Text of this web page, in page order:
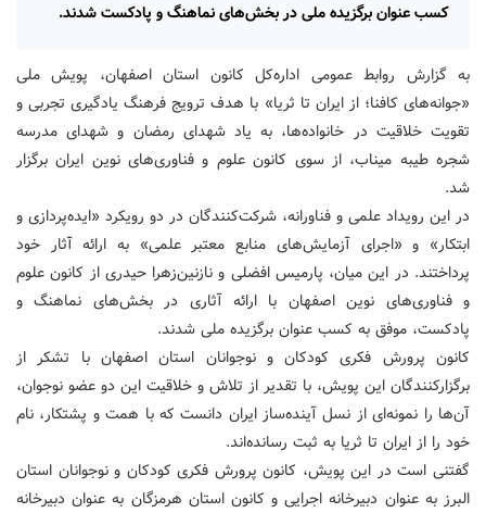
کسب عنوان برگزیده ملی در بخش‌های نماهنگ و پادکست شدند.
به گزارش روابط عمومی اداره‌کل کانون استان اصفهان، پویش ملی
«جوانه‌های کافنا؛ از ایران تا ثریا» با هدف ترویج فرهنگ یادگیری تجربی و
تقویت خلاقیت در خانواده‌ها، به یاد شهدای رمضان و شهدای مدرسه
شجره طیبه میناب، از سوی کانون علوم و فناوری‌های نوین ایران برگزار
شد.
در این رویداد علمی و فناورانه، شرکت‌کنندگان در دو رویکرد «ایده‌پردازی و
ابتکار» و «اجرای آزمایش‌های منابع معتبر علمی» به ارائه آثار خود
پرداختند. در این میان، پارمیس افضلی و نازنین‌زهرا حیدری از کانون علوم
و فناوری‌های نوین اصفهان با ارائه آثاری در بخش‌های نماهنگ و
پادکست، موفق به کسب عنوان برگزیده ملی شدند.
کانون پرورش فکری کودکان و نوجوانان استان اصفهان با تشکر از
برگزارکنندگان این پویش، با تقدیر از تلاش و خلاقیت این دو عضو نوجوان،
آن‌ها را نمونه‌ای از نسل آینده‌ساز ایران دانست که با همت و پشتکار، نام
خود را از ایران تا ثریا به ثبت رسانده‌اند.
گفتنی است در این پویش، کانون پرورش فکری کودکان و نوجوانان استان
البرز به عنوان دبیرخانه اجرایی و کانون استان هرمزگان به عنوان دبیرخانه